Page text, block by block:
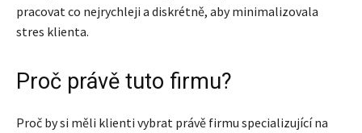
pracovat co nejrychleji a diskrétně, aby minimalizovala
stres klienta.
Proč právě tuto firmu?
Proč by si měli klienti vybrat právě firmu specializující na